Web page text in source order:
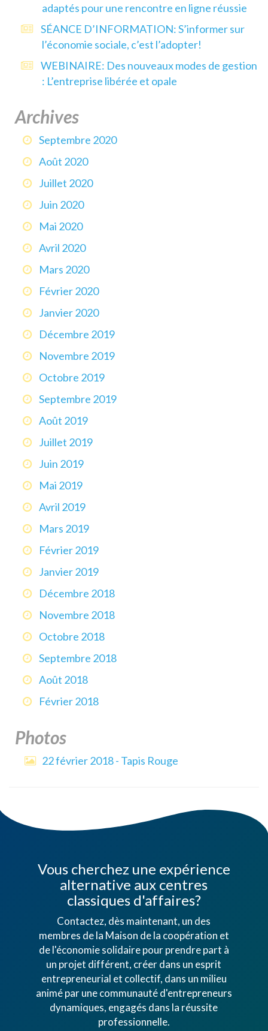
adaptés pour une rencontre en ligne réussie
SÉANCE D’INFORMATION: S’informer sur
l’économie sociale, c’est l’adopter!
WEBINAIRE: Des nouveaux modes de gestion
: L’entreprise libérée et opale
Archives
Septembre 2020
Août 2020
Juillet 2020
Juin 2020
Mai 2020
Avril 2020
Mars 2020
Février 2020
Janvier 2020
Décembre 2019
Novembre 2019
Octobre 2019
Septembre 2019
Août 2019
Juillet 2019
Juin 2019
Mai 2019
Avril 2019
Mars 2019
Février 2019
Janvier 2019
Décembre 2018
Novembre 2018
Octobre 2018
Septembre 2018
Août 2018
Février 2018
Photos
22 février 2018 - Tapis Rouge
Vous cherchez une expérience
alternative aux centres
classiques d'affaires?
Contactez, dès maintenant, un des
membres de la Maison de la coopération et
de l'économie solidaire pour prendre part à
un projet différent, créer dans un esprit
entrepreneurial et collectif, dans un milieu
animé par une communauté d'entrepreneurs
dynamiques, engagés dans la réussite
professionnelle.